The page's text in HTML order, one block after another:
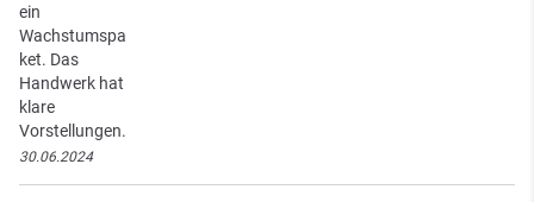
ein
Wachstumspa
ket. Das
Handwerk hat
klare
Vorstellungen.
30.06.2024